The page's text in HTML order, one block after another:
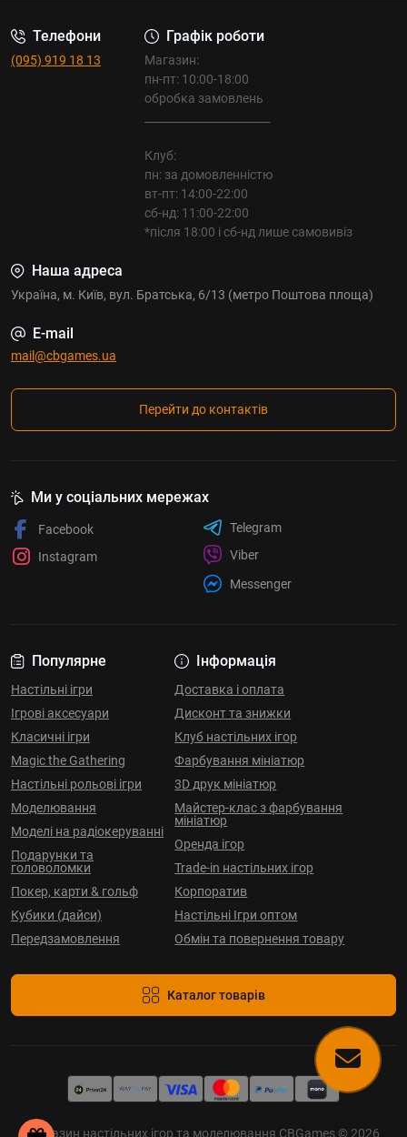
Телефони
(095) 919 18 13
Графік роботи
Магазин:
пн-пт: 10:00-18:00
обробка замовлень
Клуб:
пн: за домовленністю
вт-пт: 14:00-22:00
сб-нд: 11:00-22:00
*після 18:00 і сб-нд лише самовивіз
Наша адреса
Україна, м. Київ, вул. Братська, 6/13 (метро Поштова площа)
E-mail
mail@cbgames.ua
Перейти до контактів
Популярне
Настільні ігри
Ігрові аксесуари
Класичні ігри
Magic the Gathering
Настільні рольові ігри
Моделювання
Моделі на радіокеруванні
Подарунки та
головоломки
Покер, карти & гольф
Кубики (дайси)
Передзамовлення
Інформація
Доставка і оплата
Дисконт та знижки
Клуб настільних ігор
Фарбування мініатюр
3D друк мініатюр
Майстер-клас з фарбування
мініатюр
Оренда ігор
Trade-in настільних ігор
Корпоратив
Настільні Ігри оптом
Обмін та повернення товару
Каталог товарів
Ми у соціальних мережах
Facebook
Instagram
Telegram
Viber
Messenger
Магазин настільних ігор та моделювання CBGames © 2026